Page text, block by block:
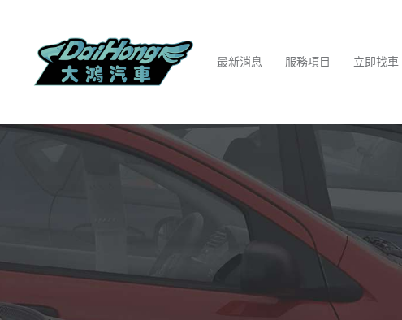
最新消息 服務項目 立即找車